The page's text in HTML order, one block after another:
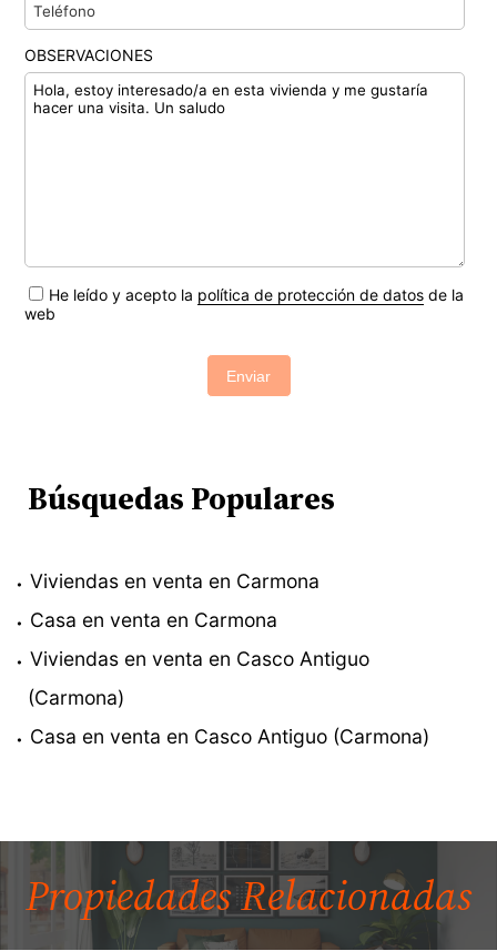
OBSERVACIONES
He leído y acepto la política de protección de datosde la
web
Enviar
Búsquedas Populares
Viviendas en venta en Carmona
Casa en venta en Carmona
Viviendas en venta en Casco Antiguo
(Carmona)
Casa en venta en Casco Antiguo (Carmona)
PropiedadesRelacionadas